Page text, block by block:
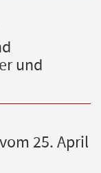
und
25. April